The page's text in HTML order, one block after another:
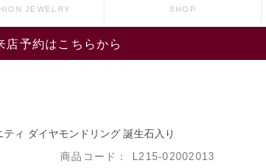
予約はこちらから
JEWELRY SHOP
ティ ダイヤモンドリング 誕生石入り
商品コード： L215-02002013